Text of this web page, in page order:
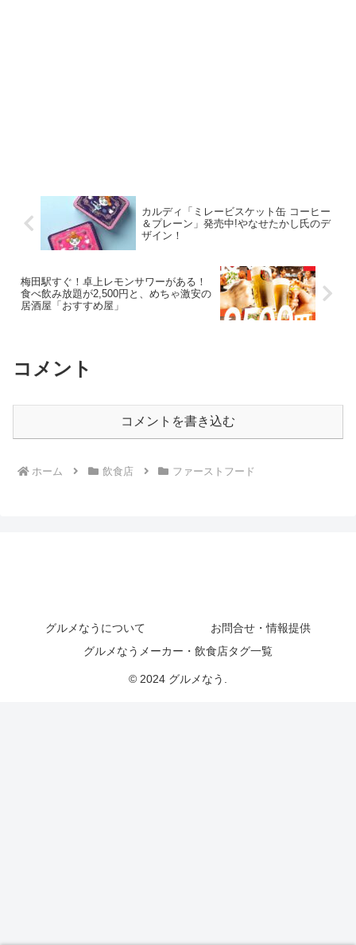
カルディ「ミレービスケット缶 コーヒー
＆プレーン」発売中!やなせたかし氏のデ
ザイン！
梅田駅すぐ！卓上レモンサワーがある！
食べ飲み放題が2,500円と、めちゃ激安の
居酒屋「おすすめ屋」
コメント
コメントを書き込む
ホーム 飲食店 ファーストフード
グルメなうについて
お問合せ・情報提供
グルメなうメーカー・飲食店タグ一覧
© 2024 グルメなう.